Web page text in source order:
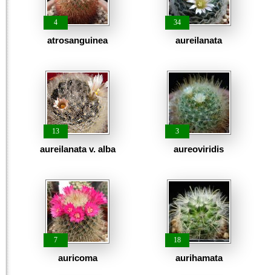
4
atrosanguinea
34
aureilanata
13
aureilanata v. alba
3
aureoviridis
7
auricoma
18
aurihamata